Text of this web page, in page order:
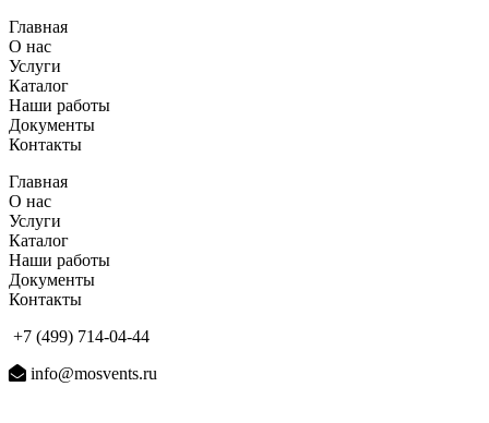
Главная
О нас
Услуги
Каталог
Наши работы
Документы
Контакты
Главная
О нас
Услуги
Каталог
Наши работы
Документы
Контакты
+7 (499) 714-04-44
info@mosvents.ru